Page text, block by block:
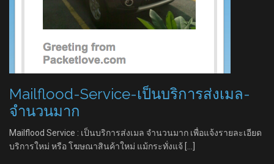
Mailflood-Service-เป็นบริการส่งเมล-
จำนวนมาก
Mailflood Service : เป็นบริการส่งเมล จำนวนมาก เพื่อแจ้งรายละเอียด
บริการใหม่ หรือ โฆษณาสินค้าใหม่ แม้กระทั่งแจ้ […]